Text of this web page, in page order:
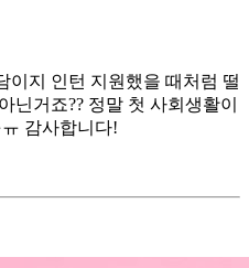
이지 인턴 지원했을 때처럼 떨
닌거죠?? 정말 첫 사회생활이
감사합니다!